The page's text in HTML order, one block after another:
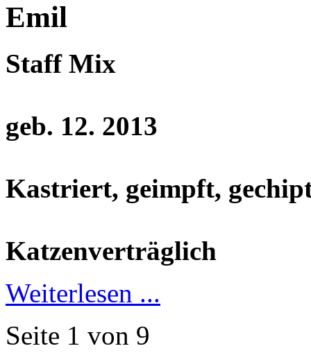
Emil
Staff Mix
geb. 12. 2013
Kastriert, geimpft,
Katzenverträglich
Weiterlesen ...
Seite 1 von 9